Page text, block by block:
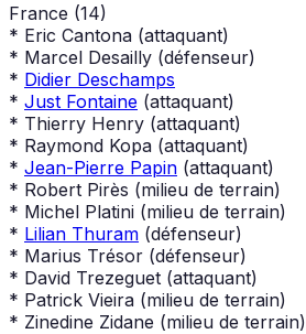
France (14)
* Eric Cantona (attaquant)
* Marcel Desailly (défenseur)
* Didier Deschamps
* Just Fontaine (attaquant)
* Thierry Henry (attaquant)
* Raymond Kopa (attaquant)
* Jean-Pierre Papin (attaquant)
* Robert Pirès (milieu de terrain)
* Michel Platini (milieu de terrain)
* Lilian Thuram (défenseur)
* Marius Trésor (défenseur)
* David Trezeguet (attaquant)
* Patrick Vieira (milieu de terrain)
* Zinedine Zidane (milieu de terrain)